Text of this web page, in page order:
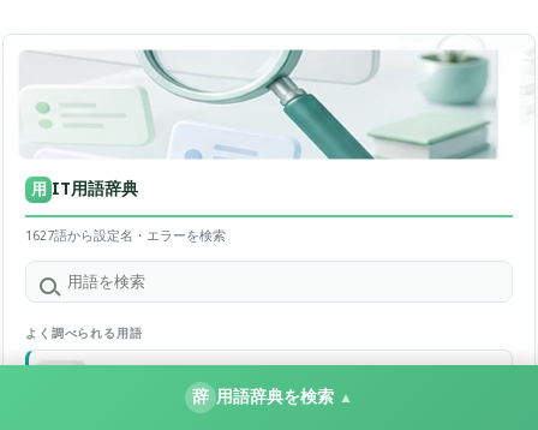
用 IT用語辞典
1627語から設定名・エラーを検索
よく調べられる用語
辞 用語辞典を検索 ▲